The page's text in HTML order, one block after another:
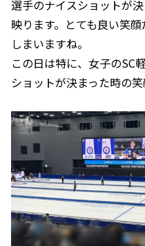
選手のナイスショットが
映ります。とても良い笑
しまいますね。
この日は特に、女子のSC
ショットが決まった時の